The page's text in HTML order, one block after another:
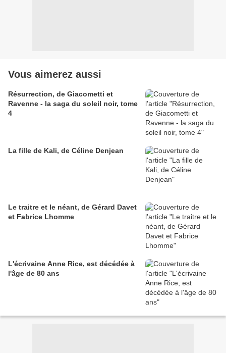
Vous aimerez aussi
Résurrection, de Giacometti et
Ravenne - la saga du soleil noir, tome
4
La fille de Kali, de Céline Denjean
Le traitre et le néant, de Gérard Davet
et Fabrice Lhomme
L'écrivaine Anne Rice, est décédée à
l'âge de 80 ans